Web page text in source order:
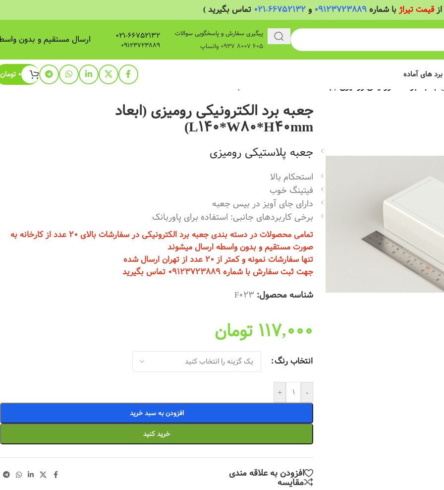
قیمت تیراژبا شماره 09123723889 و66752132-021 تماس بگیرید )
پیگیری سفارش و پاسخگویی سوالات
605 8007 0937 واتساپ
021-66752132
09123723889 ارسال مستقیم و بدون
برد های آماده 0 تومان
جعبه برد الکترونیکی رومیزی (ابعاد L140*W80*H40mm)
جعبه برد الکترونیکی رومیزی (ابعاد
L140*W80*H40mm)
جعبه پلاستیکی رومیزی
استحکام بالا
فیتینگ خوب
دارای جای آویز در بیس جعبه
برخی کاربردهای جانبی: استفاده برای پاوربانک
تمامی محصولات در دسته بندی جعبه برد الکترونیکی در سفارشات بالای 20 عدد از کارخانه به
صورت مستقیم و بدون واسطه ارسال میشوند
تنها سفارشات نمونه و کمتر از 20 عدد از تهران ارسال شده
جهت ثبت سفارش با شماره 09123723889 تماس بگیرید
شناسه محصول: F023
117,000 تومان
انتخاب رنگ
-
+
افزودن به سبد خرید
خرید کنید
افزودن به علاقه مندی
مقایسه